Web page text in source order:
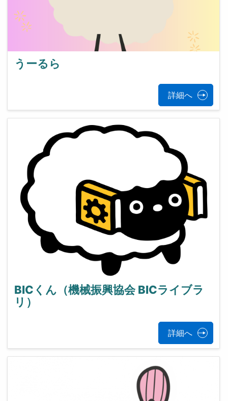
うーるら
詳細へ
BICくん（機械振興協会 BICライブラ
リ）
詳細へ